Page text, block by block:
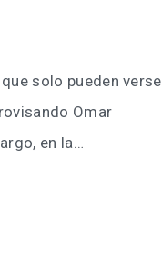
solo pueden verse
Omar
en la…